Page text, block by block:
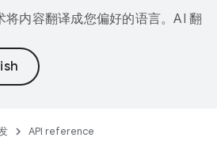
内容翻译成您偏好的语言。AI 翻
API reference